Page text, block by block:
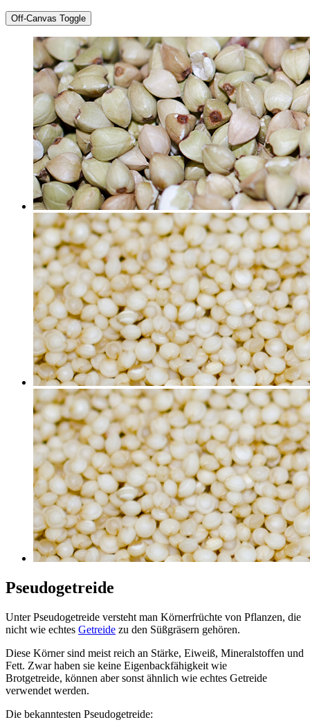
Off-Canvas Toggle
Pseudogetreide
Unter Pseudogetreide versteht man Körnerfrüchte von Pflanzen, die
nicht wie echtes Getreide zu den Süßgräsern gehören.
Diese Körner sind meist reich an Stärke, Eiweiß, Mineralstoffen und
Fett. Zwar haben sie keine Eigenbackfähigkeit wie
Brotgetreide, können aber sonst ähnlich wie echtes Getreide
verwendet werden.
Die bekanntesten Pseudogetreide: